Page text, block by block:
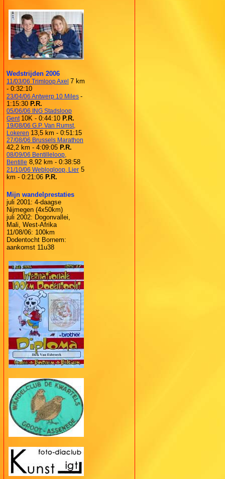
Wedstrijden 2006
11/03/06 Trimloop Axel 7 km
- 0:32:10
23/04/06 Antwerp 10 Miles -
1:15:30 P.R.
05/06/06 ING Stadsloop
Gent 10K - 0:44:10 P.R.
19/08/06 G.P. Van Rumst,
Lokeren 13,5 km - 0:51:15
27/08/06 Brussels Marathon
42,2 km - 4:09:05 P.R.
08/09/06 Bentilleloop,
Bentille 8,92 km - 0:38:58
21/10/06 Weblogloop, Lier 5
km - 0:21:06 P.R.
Mijn wandelprestaties
juli 2001: 4-daagse
Nijmegen (4x50km)
juli 2002: Dogonvallei,
Mali, West-Afrika
11/08/06: 100km
Dodentocht Bornem:
aankomst 11u38